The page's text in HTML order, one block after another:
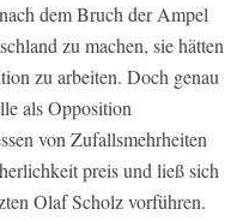
dem Bruch der Ampel
zu machen, sie hätten
zu arbeiten. Doch genau
als Opposition
von Zufallsmehrheiten
preis und ließ sich
Olaf Scholz vorführen.